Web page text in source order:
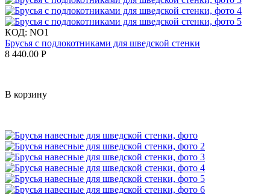
КОД: NO1
Брусья с подлокотниками для шведской стенки
8 440.00 Р
В корзину